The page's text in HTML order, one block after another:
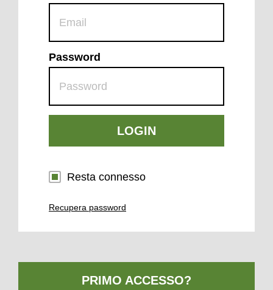
Password
LOGIN
Resta connesso
Recupera password